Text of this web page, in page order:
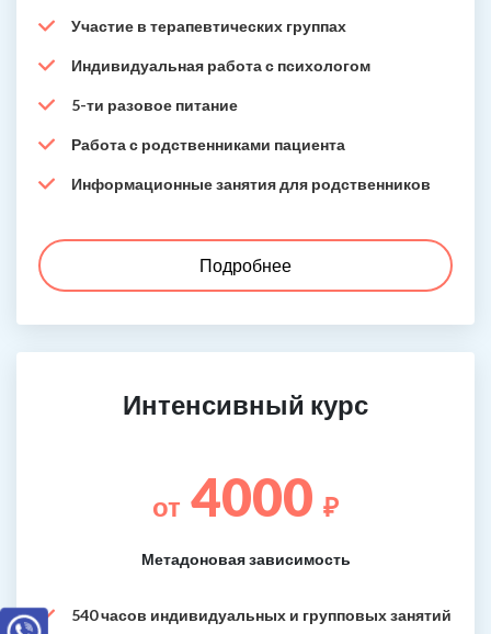
Участие в терапевтических группах
Индивидуальная работа с психологом
5-ти разовое питание
Работа с родственниками пациента
Информационные занятия для родственников
Подробнее
Интенсивный курс
от 4000 ₽
Метадоновая зависимость
540 часов индивидуальных и групповых занятий